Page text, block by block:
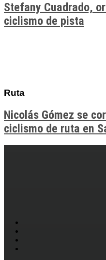
Stefany Cuadrado,
ciclismo de pista
Ruta
Nicolás Gómez se
ciclismo de ruta en